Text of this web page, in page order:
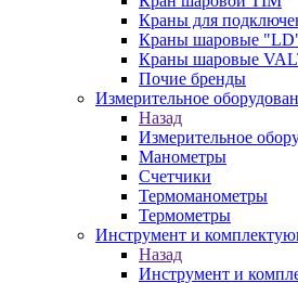
Краны для
Краны шаровые
Краны шаровые
Почие бренды
Измерительное
Назад
Измерительное
Манометры
Счетчики
Термоманометры
Термометры
Инструмент и
Назад
Инструмент и